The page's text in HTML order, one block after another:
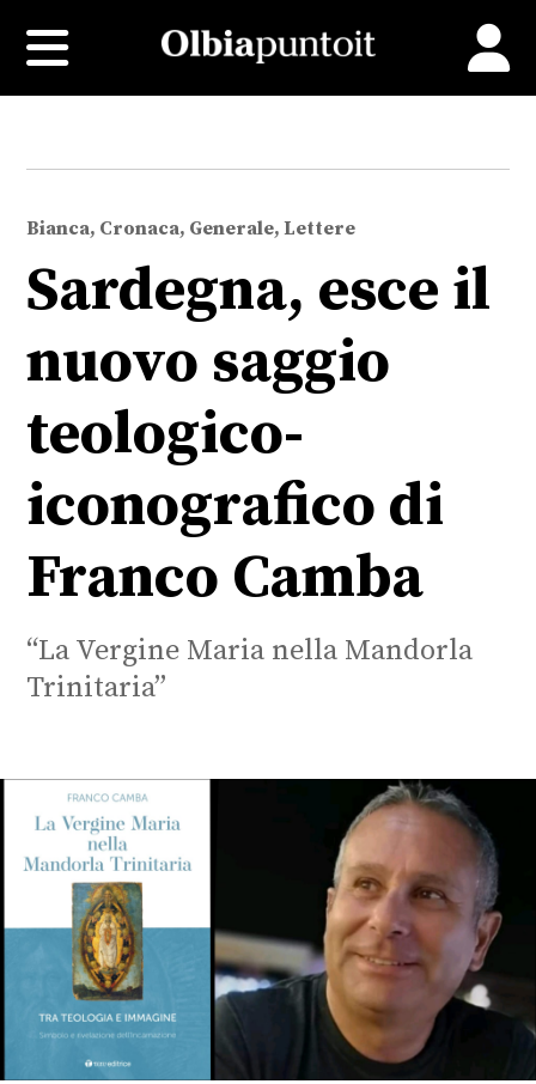
Bianca, Cronaca, Generale, Lettere
Sardegna, esce il
nuovo saggio
teologico-
iconografico di
Franco Camba
“La Vergine Maria nella Mandorla
Trinitaria”